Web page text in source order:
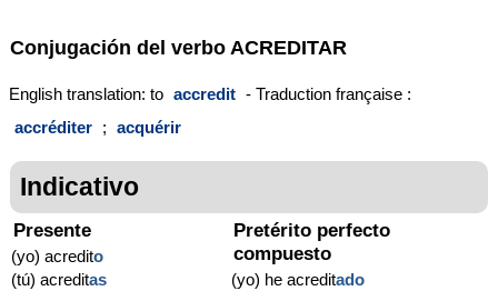
Conjugación del verbo ACREDITAR
English translation: to accredit - Traduction française :
accréditer ; acquérir
Indicativo
Presente
(yo) acredito
(tú) acreditas
Pretérito perfecto
compuesto
(yo) he acreditado